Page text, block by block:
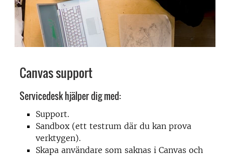
Canvas support
Servicedesk hjälper dig med:
Support.
Sandbox (ett testrum där du kan prova
verktygen).
Skapa användare som saknas i Canvas och